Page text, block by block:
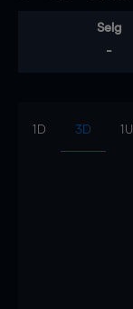
Selg
-
1D 3D 1U